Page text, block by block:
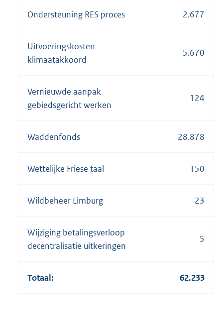
Ondersteuning RES proces 2.677
Uitvoeringskosten
klimaatakkoord
5.670
Vernieuwde aanpak
gebiedsgericht werken
124
Waddenfonds 28.878
Wettelijke Friese taal 150
Wildbeheer Limburg 23
Wijziging betalingsverloop
decentralisatie uitkeringen
5
Totaal: 62.233